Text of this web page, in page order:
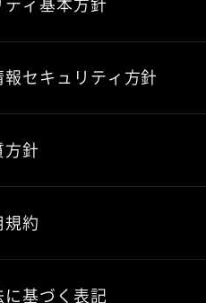
ティ基本方針
セキュリティ方針
方針
規約
基づく表記